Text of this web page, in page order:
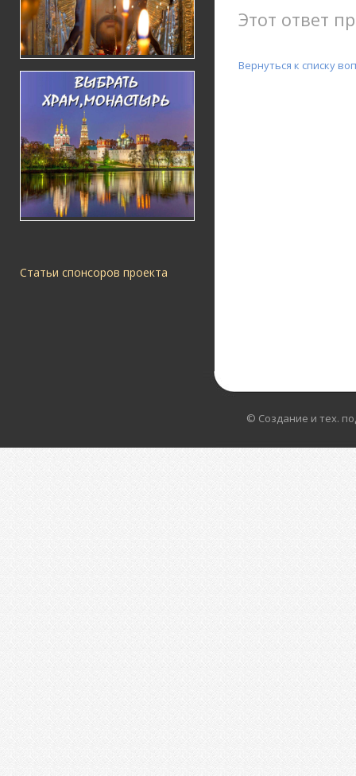
Статьи спонсоров проекта
Этот ответ
Вернуться к списку
© Создание и тех.